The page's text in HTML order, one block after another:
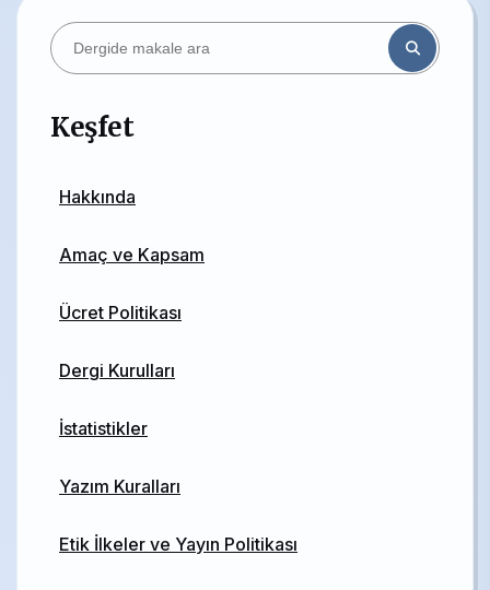
Keşfet
Hakkında
Amaç ve Kapsam
Ücret Politikası
Dergi Kurulları
İstatistikler
Yazım Kuralları
Etik İlkeler ve Yayın Politikası